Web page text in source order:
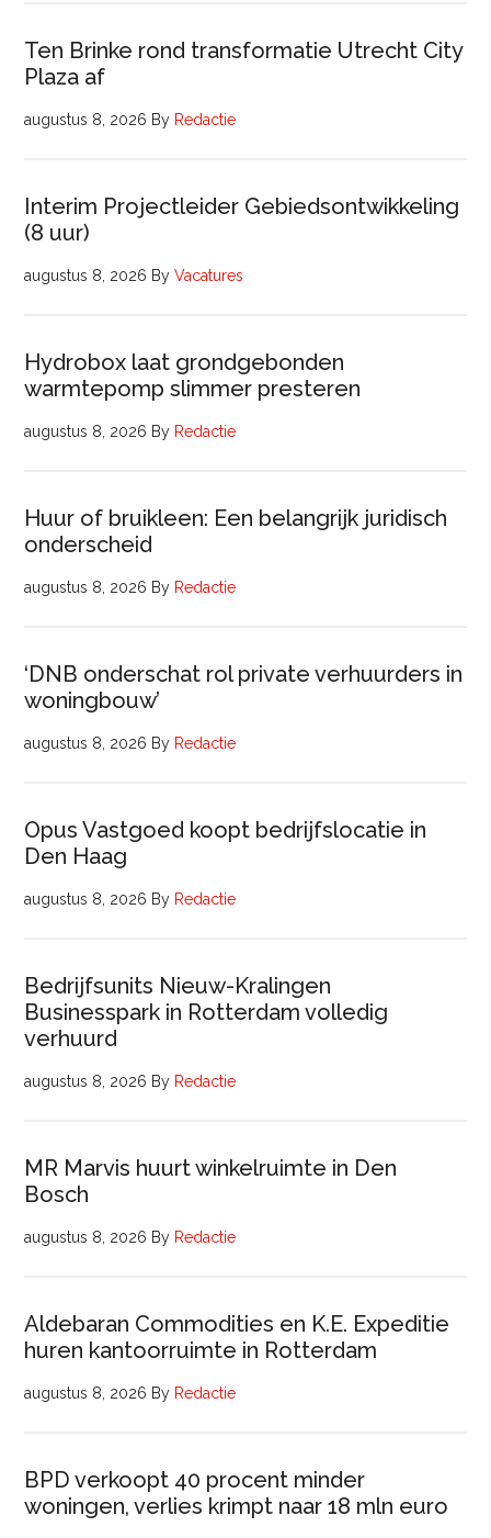
Ten Brinke rond transformatie Utrecht City
Plaza af
augustus 8, 2026 By Redactie
Interim Projectleider Gebiedsontwikkeling
(8 uur)
augustus 8, 2026 ByVacatures
Hydrobox laat grondgebonden
warmtepomp slimmer presteren
augustus 8, 2026 By Redactie
Huur of bruikleen: Een belangrijk juridisch
onderscheid
augustus 8, 2026 By Redactie
‘DNB onderschat rol private verhuurders in
woningbouw’
augustus 8, 2026 By Redactie
Opus Vastgoed koopt bedrijfslocatie in
Den Haag
augustus 8, 2026 By Redactie
Bedrijfsunits Nieuw-Kralingen
Businesspark in Rotterdam volledig
verhuurd
augustus 8, 2026 By Redactie
MR Marvis huurt winkelruimte in Den
Bosch
augustus 8, 2026 By Redactie
Aldebaran Commodities en K.E. Expeditie
huren kantoorruimte in Rotterdam
augustus 8, 2026 By Redactie
BPD verkoopt 40 procent minder
woningen, verlies krimpt naar 18 mln euro